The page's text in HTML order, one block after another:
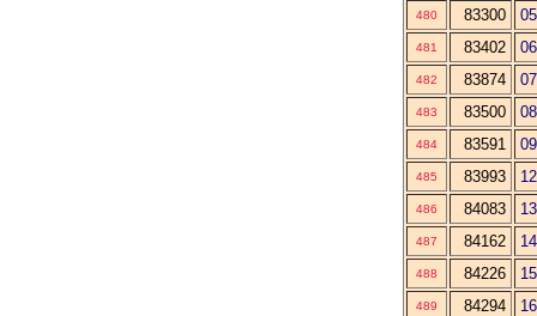
480 83300
481 83402
482 83874
483 83500
484 83591
485 83993
486 84083
487 84162
488 84226
489 84294